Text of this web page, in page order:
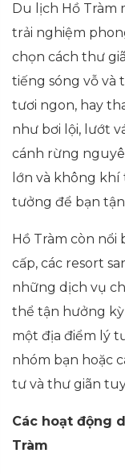
Du lịch Hồ Tràm
trải nghiệm
chọn cách thư
tiếng sóng vỗ và
tươi ngon, hay
như bơi lội, lướt
cánh rừng
lớn và không
tưởng để bạn
Hồ Tràm còn nổi
cấp, các resort
những dịch vụ
thể tận hưởng kỳ
một địa điểm lý
nhóm bạn hoặc
tư và thư giãn
Các hoạt động
Tràm